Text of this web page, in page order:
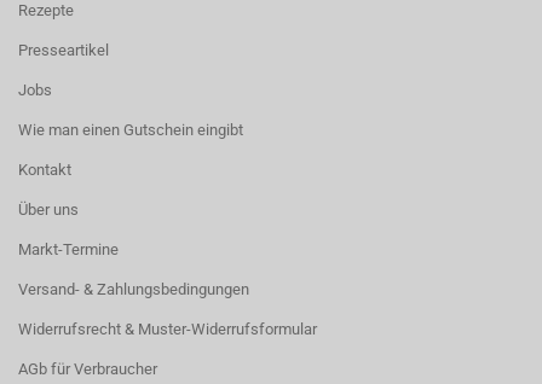
Rezepte
Presseartikel
Jobs
Wie man einen Gutschein eingibt
Kontakt
Über uns
Markt-Termine
Versand- & Zahlungsbedingungen
Widerrufsrecht & Muster-Widerrufsformular
AGb für Verbraucher